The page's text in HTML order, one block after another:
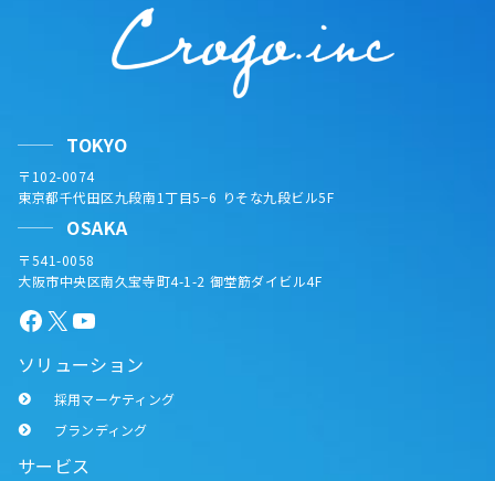
TOKYO
〒102-0074
東京都千代田区九段南1丁目5−6 りそな九段ビル5F
OSAKA
〒541-0058
大阪市中央区南久宝寺町4-1-2 御堂筋ダイビル4F
Facebook
X YouTube
ソリューション
採用マーケティング
ブランディング
サービス